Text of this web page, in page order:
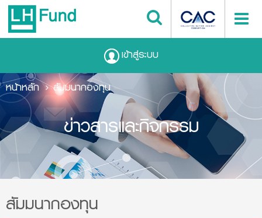
เข้าสู่ระบบ
ข่าวสารและกิจกรรม
หน้าหลัก สัมมนากองทุน
สัมมนากองทุน